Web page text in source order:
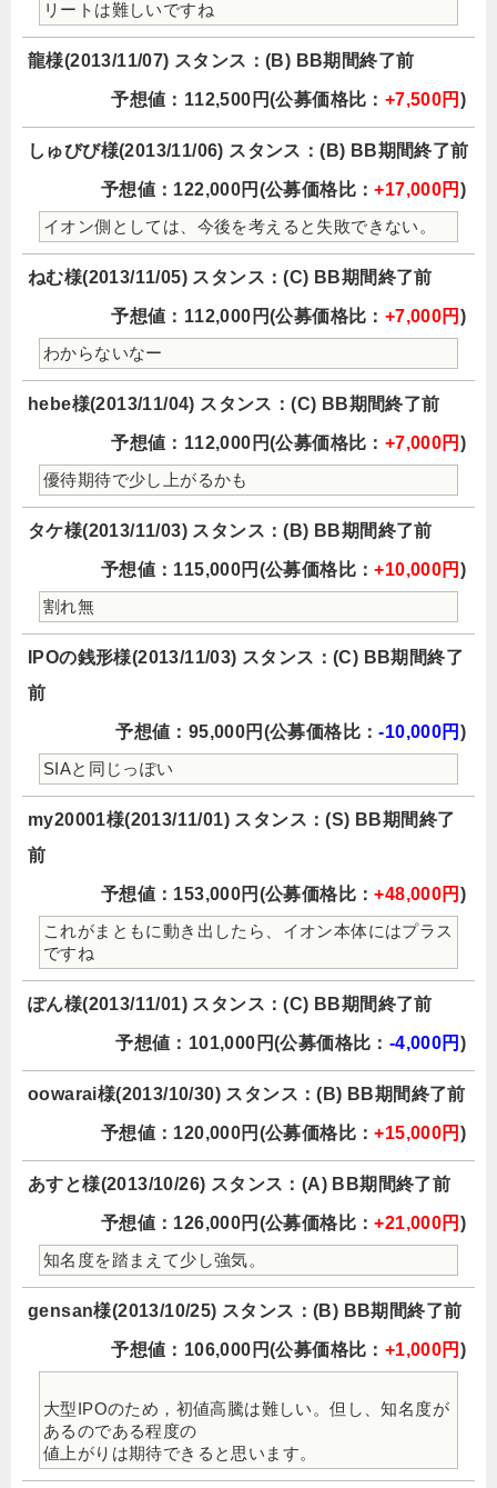
リートは難しいですね
龍様(2013/11/07) スタンス：(B) BB期間終了前
予想値：112,500円(公募価格比： +7,500円 )
しゅびび様(2013/11/06) スタンス：(B) BB期間終了前
予想値：122,000円(公募価格比：+17,000円 )
イオン側としては、今後を考えると失敗できない。
ねむ様(2013/11/05) スタンス：(C) BB期間終了前
予想値：112,000円(公募価格比： +7,000円 )
わからないなー
hebe様(2013/11/04) スタンス：(C) BB期間終了前
予想値：112,000円(公募価格比： +7,000円 )
優待期待で少し上がるかも
タケ様(2013/11/03) スタンス：(B) BB期間終了前
予想値：115,000円(公募価格比：+10,000円 )
割れ無
IPOの銭形様(2013/11/03) スタンス：(C) BB期間終了
前
予想値：95,000円(公募価格比：-10,000円 )
SIAと同じっぽい
my20001様(2013/11/01) スタンス：(S) BB期間終了
前
予想値：153,000円(公募価格比：+48,000円 )
これがまともに動き出したら、イオン本体にはプラス
ですね
ぽん様(2013/11/01) スタンス：(C) BB期間終了前
予想値：101,000円(公募価格比： -4,000円 )
oowarai様(2013/10/30) スタンス：(B) BB期間終了前
予想値：120,000円(公募価格比：+15,000円 )
あすと様(2013/10/26) スタンス：(A) BB期間終了前
予想値：126,000円(公募価格比：+21,000円 )
知名度を踏まえて少し強気。
gensan様(2013/10/25) スタンス：(B) BB期間終了前
予想値：106,000円(公募価格比： +1,000円 )
大型IPOのため，初値高騰は難しい。但し、知名度が
あるのである程度の
値上がりは期待できると思います。